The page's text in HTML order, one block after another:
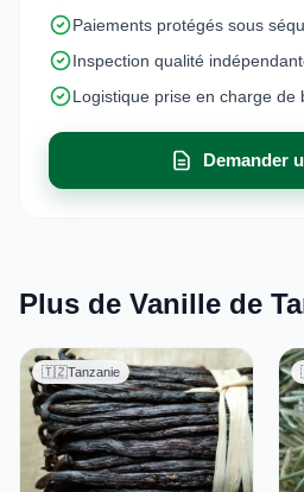
Paiements protégés sous
Inspection qualité
Logistique prise en charge de
Demander
Plus de Vanille de
🇹🇿Tanzanie